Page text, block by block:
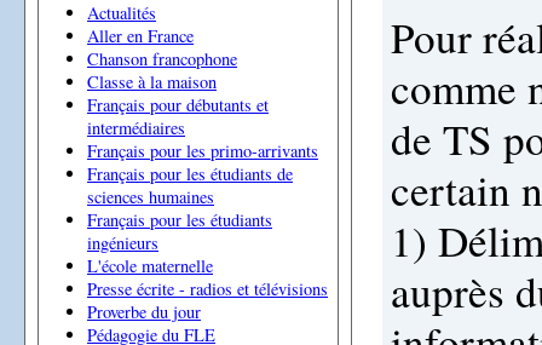
Actualités
Aller en France
Chanson francophone
Classe à la maison
Français pour débutants et
intermédiaires
Français pour les primo-arrivants
Français pour les étudiants de
sciences humaines
Français pour les étudiants
ingénieurs
L'école maternelle
Presse écrite - radios et télévisions
Proverbe du jour
Pédagogie du FLE
Pour
comme
de TS
certain
1)
auprès